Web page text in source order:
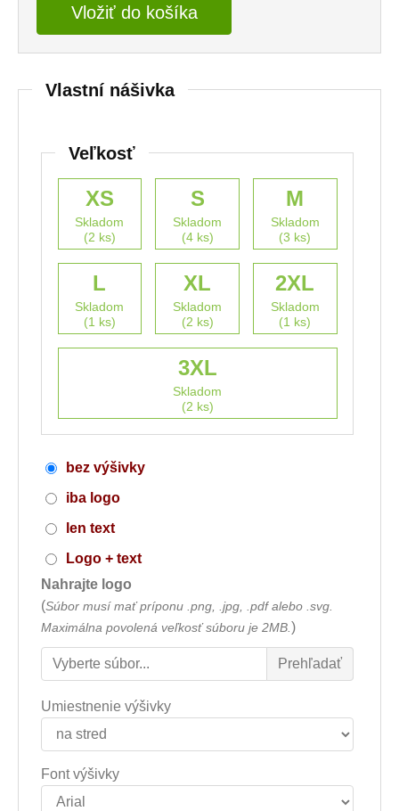
Vložiť do košíka
Vlastní nášivka
Veľkosť
XS
Skladom
(2 ks)
S
Skladom
(4 ks)
M
Skladom
(3 ks)
L
Skladom
(1 ks)
XL
Skladom
(2 ks)
2XL
Skladom
(1 ks)
3XL
Skladom
(2 ks)
bez výšivky
iba logo
len text
Logo + text
Nahrajte logo
(Súbor musí mať príponu .png, .jpg, .pdf alebo .svg.
Maximálna povolená veľkosť súboru je 2MB. )
Umiestnenie výšivky
Font výšivky